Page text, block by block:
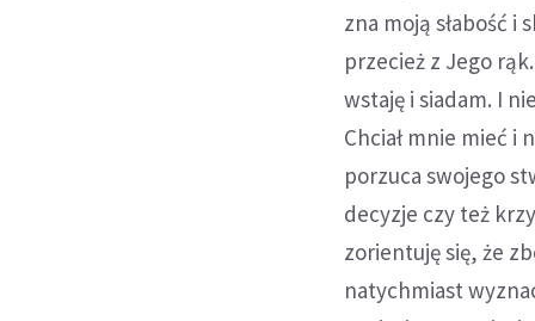
zna moją słabość i
przecież z Jego
wstaję i siadam. I
Chciał mnie mieć i
porzuca swojego
decyzje czy też
zorientuję się, że
natychmiast